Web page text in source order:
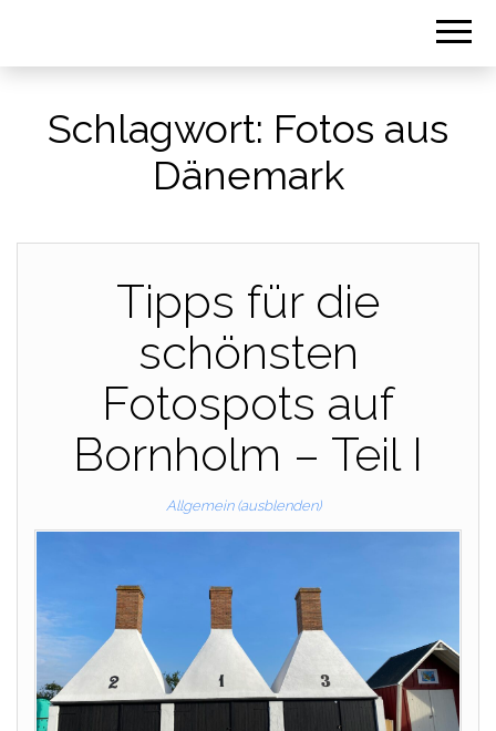
Schlagwort: Fotos aus
Dänemark
Tipps für die
schönsten
Fotospots auf
Bornholm – Teil I
Allgemein (ausblenden)